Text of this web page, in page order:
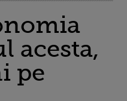
acesta,
pe